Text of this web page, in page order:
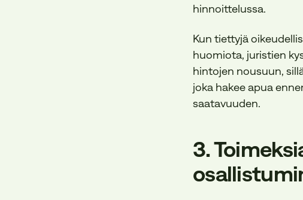
hinnoittelussa.
Kun tiettyjä
huomiota, juristien
hintojen nousuun,
joka hakee apua
saatavuuden.
3.